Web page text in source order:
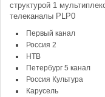
структурой 1
телеканалы PLP0
Первый канал
Россия 2
НТВ
Петербург 5 канал
Россия Культура
Карусель